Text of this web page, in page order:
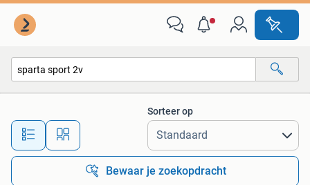
Alle afstanden…
Sorteer op
Bewaar je zoekopdracht